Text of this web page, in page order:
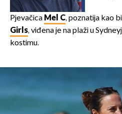
Pjevačica Mel C, poznatija kao
Girls, viđena je na plaži u
kostimu.